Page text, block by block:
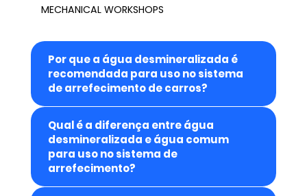
MECHANICAL WORKSHOPS
Por que a água desmineralizada é
recomendada para uso no sistema
de arrefecimento de carros?
Qual é a diferença entre água
desmineralizada e água comum
para uso no sistema de
arrefecimento?